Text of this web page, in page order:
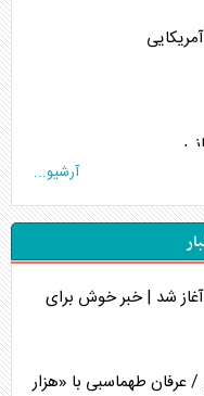
آرشیو...
واریز مابه‌التفاوت حقوق فروردین ۱۴۰۵ آغاز شد | خبر خوش برای
طهماسبی با «هزار